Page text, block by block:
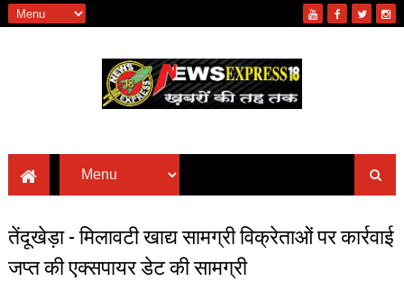
तेंदूखेड़ा - मिलावटी खाद्य सामग्री विक्रेताओं पर कार्रवाई
जप्त की एक्सपायर डेट की सामग्री